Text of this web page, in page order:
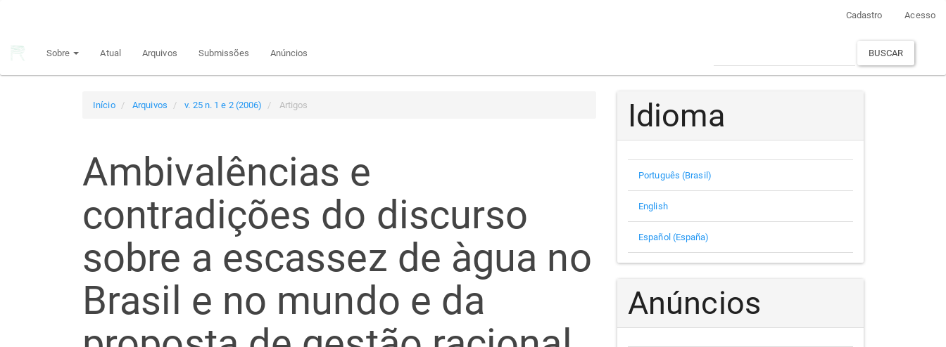
principal
Cadastro Acesso
Sobre Atual Arquivos Submissões Anúncios BUSCAR
Início Arquivos v. 25 n. 1 e 2 (2006) Artigos
Ambivalências e
contradições do discurso
sobre a escassez de àgua no
Brasil e no mundo e da
Idioma
Português (Brasil)
English
Español (España)
Anúncios